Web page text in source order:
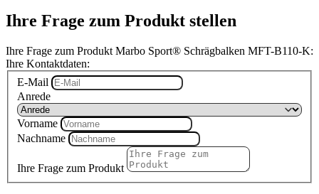
Ihre Frage zum Produkt stellen
Ihre Frage zum Produkt Marbo Sport® Schrägbalken MFT-B110-K:
Ihre Kontaktdaten:
E-Mail
Anrede
Vorname
Nachname
Ihre Frage zum Produkt